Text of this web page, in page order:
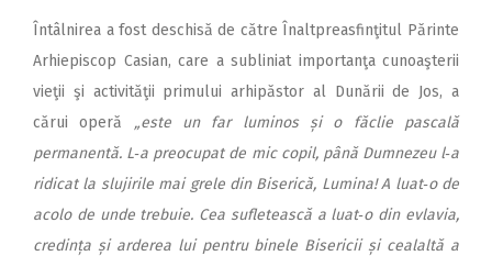
Întâlnirea a fost deschisă de către Înaltpreasfinţitul Părinte
Arhiepiscop Casian, care a subliniat importanţa cunoaşterii
vieţii şi activităţii primului arhipăstor al Dunării de Jos, a
cărui operă „este un far luminos și o făclie pascală
permanentă. L‑a preocupat de mic copil, până Dumnezeu l‑a
ridicat la slujirile mai grele din Biserică, Lumina! A luat‑o de
acolo de unde trebuie. Cea sufletească a luat‑o din evlavia,
credința și arderea lui pentru binele Bisericii și cealaltă a